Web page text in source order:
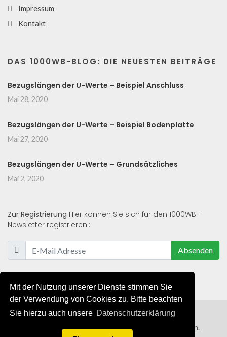
Mit der Nutzung unserer Dienste stimmen Sie
der Verwendung von Cookies zu. Bitte beachten
Sie hierzu auch unsere Datenschutzerklärung
Impressum
Kontakt
DAS 1000WB-BLOG: DIE NEUESTEN BEITRÄGE
Bezugslängen der U-Werte – Beispiel Anschluss
Mai 28, 2020
Bezugslängen der U-Werte – Beispiel Bodenplatte
Mai 27, 2020
Bezugslängen der U-Werte – Grundsätzliches
Mai 2, 2020
Zur Registrierung Hier können Sie sich für den 1000WB-
Newsletter registrieren.:
Absenden
© 2019 - 2021 - Alle Rechte von 1000WB vorbehalten.